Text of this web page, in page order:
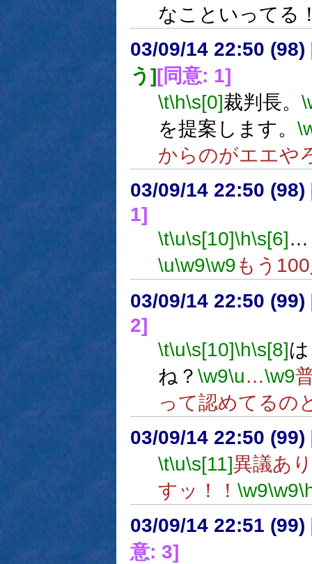
なこといってる
03/09/14 22:50 (98)
う][同意: 1]
\t\h\s[0]裁判長。
を提案します。
からのがエエや
03/09/14 22:50 (98)
1]
\t\u\s[10]\h\s[6] …
\u\w9\w9もう
03/09/14 22:50 (99)
2]
\t\u\s[10]\h\s[8]
ね？ \w9\u…\w9
って認めてるの
03/09/14 22:50 (99)
\t\u\s[11]異議あ
すッ！！ \w9\w9
03/09/14 22:51 (99)
意: 3]